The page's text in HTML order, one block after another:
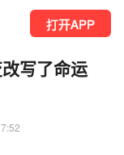
打开APP
写了命运